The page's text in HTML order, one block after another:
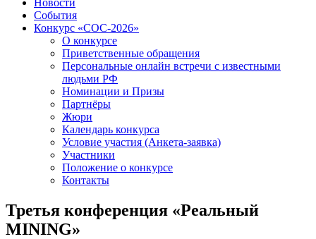
Новости
События
Конкурс «СОС-2026»
О конкурсе
Приветственные обращения
Персональные онлайн встречи с известными
людьми РФ
Номинации и Призы
Партнёры
Жюри
Календарь конкурса
Условие участия (Анкета-заявка)
Участники
Положение о конкурсе
Контакты
Третья конференция «Реальный
MINING»